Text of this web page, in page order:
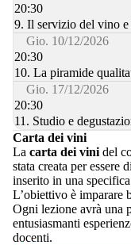
20:30
9. Il servizio del vino
Gio. 10/12/2026
20:30
10. La piramide
Gio. 17/12/2026
20:30
11. Studio e
Carta dei vini
La carta dei vini del
stata creata per essere di
inserito in una
L’obiettivo è imparare
Ogni lezione avrà una
entusiasmanti
docenti.